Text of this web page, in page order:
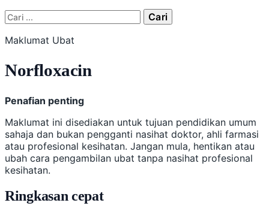
Cari:
Maklumat Ubat
Norfloxacin
Penafian penting
Maklumat ini disediakan untuk tujuan pendidikan umum
sahaja dan bukan pengganti nasihat doktor, ahli farmasi
atau profesional kesihatan. Jangan mula, hentikan atau
ubah cara pengambilan ubat tanpa nasihat profesional
kesihatan.
Ringkasan cepat